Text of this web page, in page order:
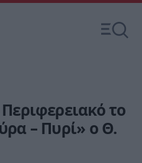
το
– Πυρί» ο Θ.